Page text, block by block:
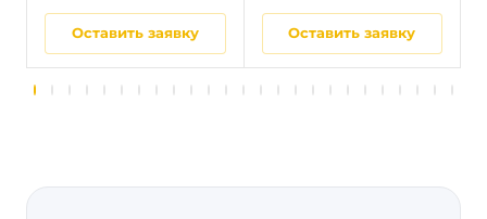
Оставить заявку Оставить заявку